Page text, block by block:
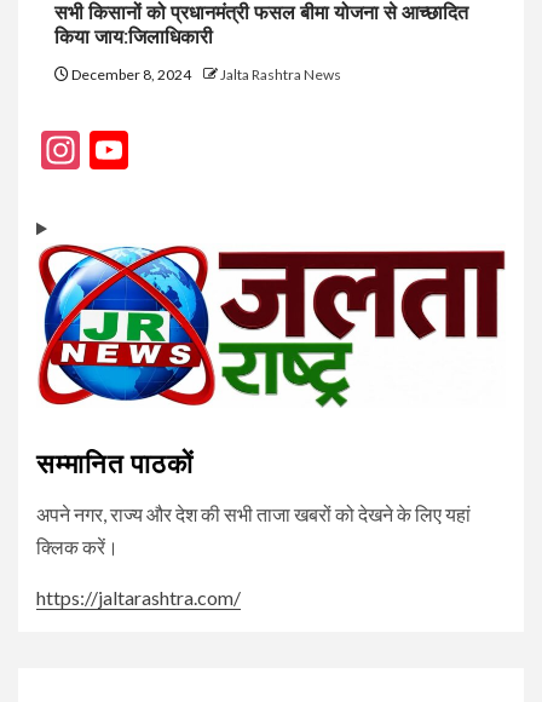
सभी किसानों को प्रधानमंत्री फसल बीमा योजना से आच्छादित
किया जाय:जिलाधिकारी
December 8, 2024 Jalta Rashtra News
Instagram
सम्मानित पाठकों
अपने नगर, राज्य और देश की सभी ताजा खबरों को देखने के लिए यहां
क्लिक करें।
https://jaltarashtra.com/